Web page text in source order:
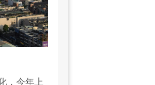
，今年上